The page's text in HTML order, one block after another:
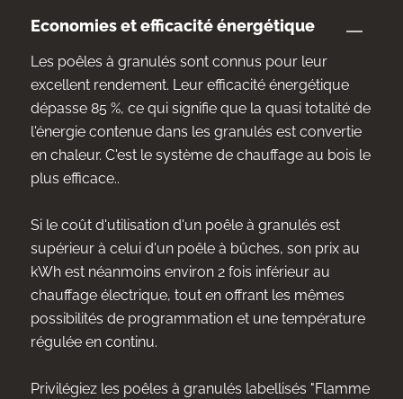
Economies et efficacité énergétique
Les poêles à granulés sont connus pour leur
excellent rendement. Leur efficacité énergétique
dépasse 85 %, ce qui signifie que la quasi totalité de
l'énergie contenue dans les granulés est convertie
en chaleur. C'est le système de chauffage au bois le
plus efficace..
Si le coût d'utilisation d'un poêle à granulés est
supérieur à celui d'un poêle à bûches, son prix au
kWh est néanmoins environ 2 fois inférieur au
chauffage électrique, tout en offrant les mêmes
possibilités de programmation et une température
régulée en continu.
Privilégiez les poêles à granulés labellisés "Flamme